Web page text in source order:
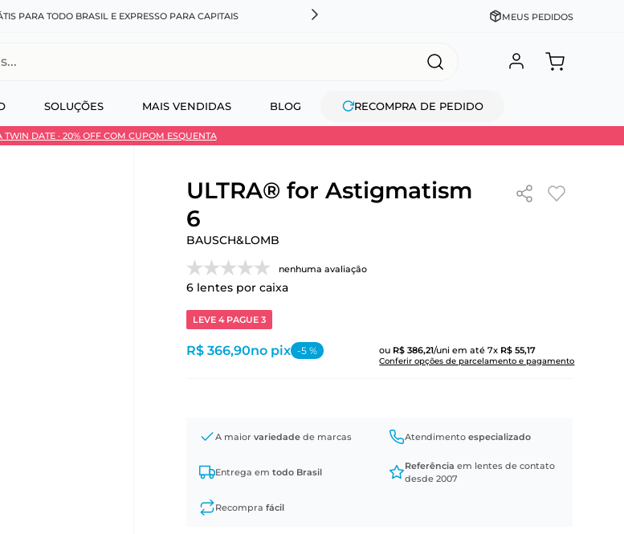
PARA TODO BRASIL E EXPRESSO PARA CAPITAIS CADASTRE-SE GANHE 10% NA PRIMEIRA COMPRA +
MEUS PEDIDOS
SOLUÇÕES MAIS VENDIDAS BLOG RECOMPRA DE PEDIDO
TWIN DATE · 20% OFF COM CUPOM ESQUENTA
ULTRA® for Astigmatism
6
BAUSCH&LOMB
nenhuma avaliação
6lentes por caixa
LEVE 4 PAGUE 3
ou R$ 386,21/uni em até7x R$ 55,17
Conferir opções de parcelamento e pagamento
R$ 366,90no pix -5%
A maior variedadede marcas Atendimentoespecializado
Entrega em todo Brasil
Referência em lentes de contato
desde 2007
Recompra fácil